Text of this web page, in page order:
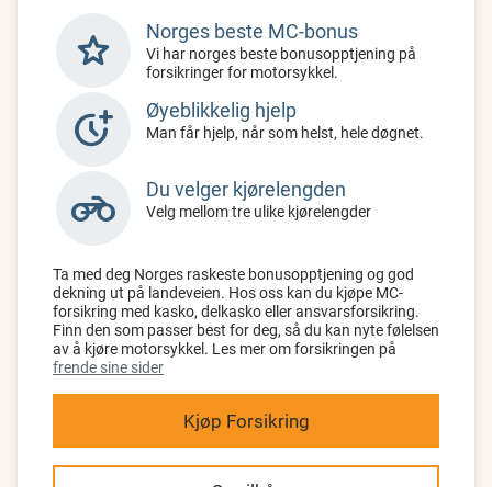
star Norges beste MC-bonus
Vi har norges beste bonusopptjening på
forsikringer for motorsykkel.
more_time Øyeblikkelig hjelp
Man får hjelp, når som helst, hele døgnet.
motorcycle Du velger kjørelengden
Velg mellom tre ulike kjørelengder
Ta med deg Norges raskeste bonusopptjening og god
dekning ut på landeveien. Hos oss kan du kjøpe MC-
forsikring med kasko, delkasko eller ansvarsforsikring.
Finn den som passer best for deg, så du kan nyte følelsen
av å kjøre motorsykkel. Les mer om forsikringen på
frende sine sider
Kjøp Forsikring